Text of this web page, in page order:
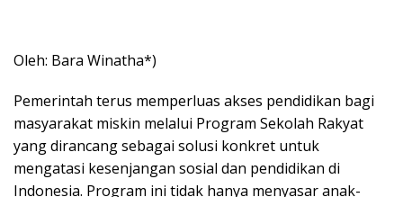
Oleh: Bara Winatha*)
Pemerintah terus memperluas akses pendidikan bagi
masyarakat miskin melalui Program Sekolah Rakyat
yang dirancang sebagai solusi konkret untuk
mengatasi kesenjangan sosial dan pendidikan di
Indonesia. Program ini tidak hanya menyasar anak-